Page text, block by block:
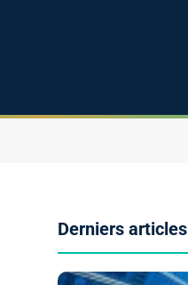
Derniers articles